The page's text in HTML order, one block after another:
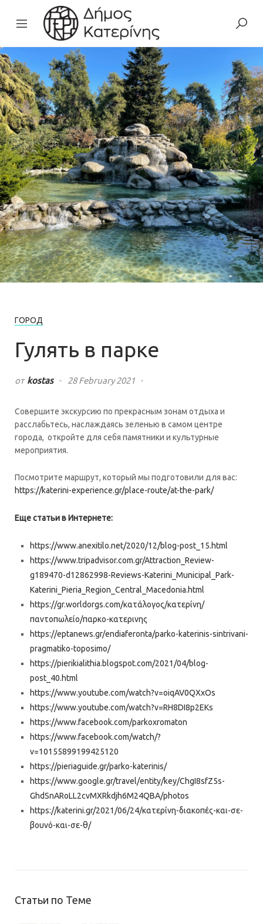
ГОРОД
Гулять в парке
от kostas 28 February 2021
Совершите экскурсию по прекрасным зонам отдыха и
расслабьтесь, наслаждаясь зеленью в самом центре
города, откройте для себя памятники и культурные
мероприятия.
Посмотрите маршрут, который мы подготовили для вас:
https://katerini-experience.gr/place-route/at-the-park/
Еще статьи в Интернете:
https://www.anexitilo.net/2020/12/blog-post_15.html
https://www.tripadvisor.com.gr/Attraction_Review-
g189470-d12862998-Reviews-Katerini_Municipal_Park-
Katerini_Pieria_Region_Central_Macedonia.html
https://gr.worldorgs.com/κατάλογος/κατερίνη/
παντοπωλείο/παρκο-κατερινης
https://eptanews.gr/endiaferonta/parko-katerinis-sintrivani-
pragmatiko-toposimo/
https://pierikialithia.blogspot.com/2021/04/blog-
post_40.html
https://www.youtube.com/watch?v=oiqAV0QXxOs
https://www.youtube.com/watch?v=RH8DI8p2EKs
https://www.facebook.com/parkoxromaton
https://www.facebook.com/watch/?
v=10155899199425120
https://pieriaguide.gr/parko-katerinis/
https://www.google.gr/travel/entity/key/ChgI8sfZ5s-
GhdSnARoLL2cvMXRkdjh6M24QBA/photos
https://katerini.gr/2021/06/24/κατερίνη-διακοπές-και-σε-
βουνό-και-σε-θ/
Статьи по Теме